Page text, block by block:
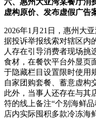
虚构原价、发布虚假广告
2026年1月21日，惠州大
据投诉举报线索对辖区内
人存在引导消费者现场挑
食材，在餐饮平台外显页
于隐藏栏目设置限时使用
自家团购套餐、蓄意虚构
此外，当事人还存在与其
符的线上备注“个别海鲜
店内实际囤积多款冷冻海